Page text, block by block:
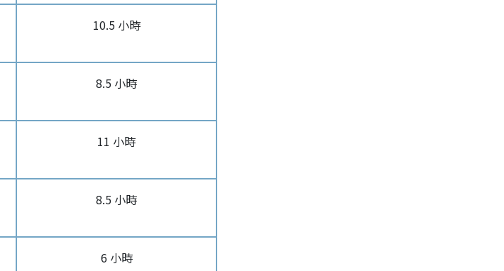
10.5 小時
8.5 小時
11 小時
8.5 小時
6 小時